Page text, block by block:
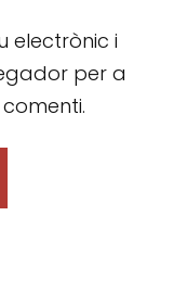
electrònic i
per a